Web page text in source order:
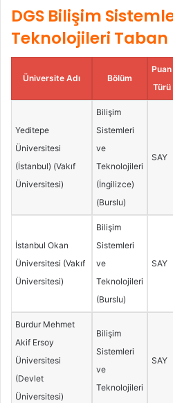
DGS Bilişim
Teknolojileri Taban
Üniversite Adı Bölüm
Puan
Türü
Yeditepe
Üniversitesi
(İstanbul) (Vakıf
Üniversitesi)
Bilişim
Sistemleri
ve
Teknolojileri
(İngilizce)
(Burslu)
SAY
İstanbul Okan
Üniversitesi (Vakıf
Üniversitesi)
Bilişim
Sistemleri
ve
Teknolojileri
(Burslu)
SAY
Burdur Mehmet
Akif Ersoy
Üniversitesi
(Devlet
Üniversitesi)
Bilişim
Sistemleri
ve
Teknolojileri
SAY